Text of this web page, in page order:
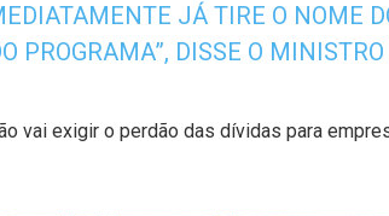
JÁ TIRE O NOME
PROGRAMA”, DISSE O
vai exigir o perdão das dívidas para